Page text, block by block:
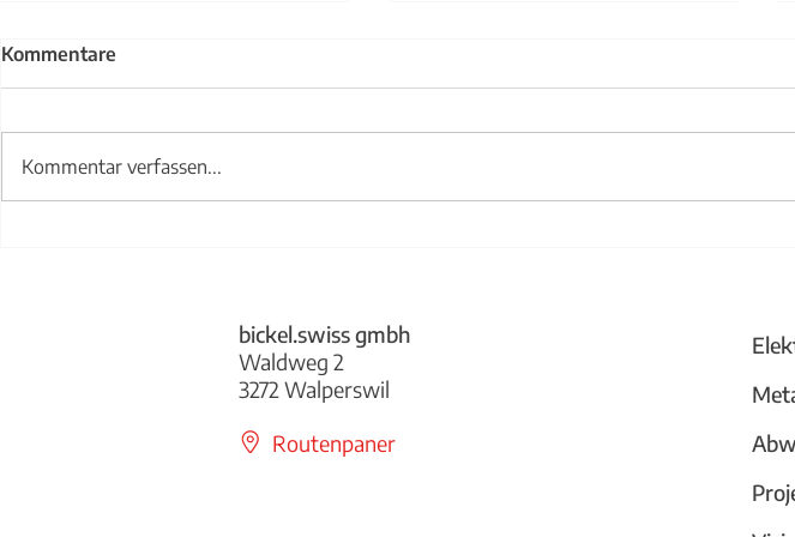
Kommentare
Kommentar verfassen...
bickel.swiss gmbh
Waldweg 2
3272 Walperswil
Routenpaner